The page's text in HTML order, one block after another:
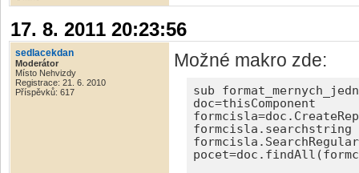
17. 8. 2011 20:23:56
sedlacekdan
Moderátor
Místo Nehvizdy
Registrace: 21. 6. 2010
Příspěvků: 617
Možné makro zde:
sub
doc=thisComponent